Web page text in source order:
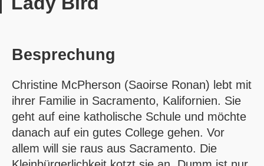
Besprechung
Christine McPherson (Saoirse Ronan) lebt mit
ihrer Familie in Sacramento, Kalifornien. Sie
geht auf eine katholische Schule und möchte
danach auf ein gutes College gehen. Vor
allem will sie raus aus Sacramento. Die